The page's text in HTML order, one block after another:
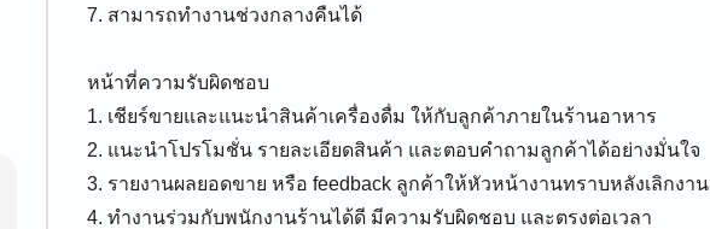
7. สามารถทำงานช่วงกลางคืนได้
หน้าที่ความรับผิดชอบ
1. เชียร์ขายและแนะนำสินค้าเครื่องดื่ม ให้กับลูกค้าภายในร้านอาหาร
2. แนะนำโปรโมชั่น รายละเอียดสินค้า และตอบคำถามลูกค้าได้อย่างมั่นใจ
3. รายงานผลยอดขาย หรือ feedback ลูกค้าให้หัวหน้างานทราบหลังเลิกงาน
4. ทำงานร่วมกับพนักงานร้านได้ดี มีความรับผิดชอบ และตรงต่อเวลา